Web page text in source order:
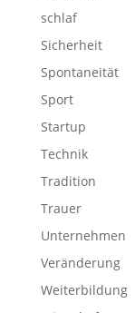
schlaf
Sicherheit
Spontaneität
Sport
Startup
Technik
Tradition
Trauer
Unternehmen
Veränderung
Weiterbildung